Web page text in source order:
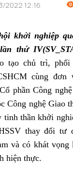
2022 12:16
khởi nghiệp
thứ
tạo chủ trì,
cùng
phần Công
Công nghệ Giao
tinh thần khởi
thay đổi tư
và có khát
hiện thực.